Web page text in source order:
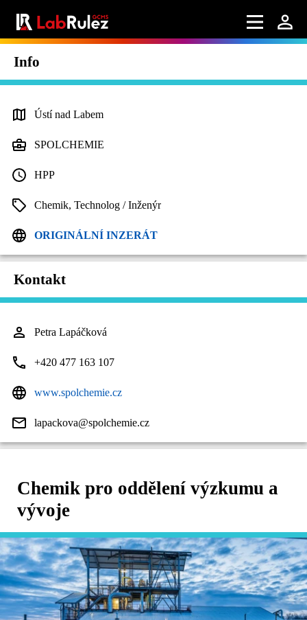
Info
Ústí nad Labem
SPOLCHEMIE
HPP
Chemik, Technolog / Inženýr
ORIGINÁLNÍ INZERÁT
Kontakt
Petra Lapáčková
+420 477 163 107
www.spolchemie.cz
lapackova@spolchemie.cz
Chemik pro oddělení výzkumu a
vývoje